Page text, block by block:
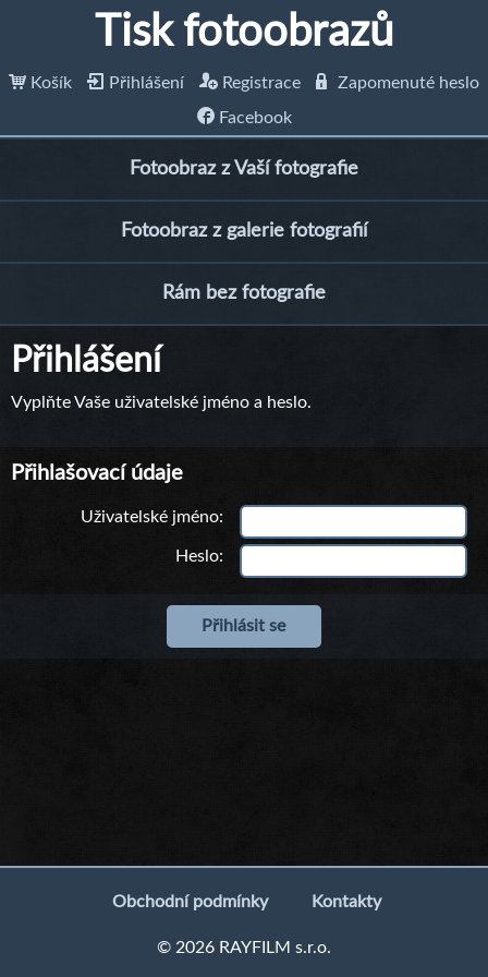
Tisk fotoobrazů
Košík Přihlášení Registrace
Zapomenuté heslo
Facebook
Fotoobraz z Vaší fotografie
Fotoobraz z galerie fotografií
Rám bez fotografie
Přihlášení
Vyplňte Vaše uživatelské jméno a heslo.
Přihlašovací údaje
Uživatelské jméno
Heslo
Obchodní podmínky Kontakty
© 2026 RAYFILM s.r.o.